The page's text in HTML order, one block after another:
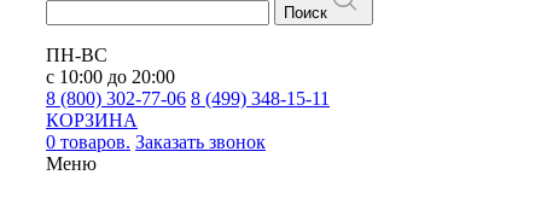
Поиск
ПН-ВС
с 10:00 до 20:00
8 (800) 302-77-06 8 (499) 348-15-11
КОРЗИНА
0 товаров. Заказать звонок
Меню